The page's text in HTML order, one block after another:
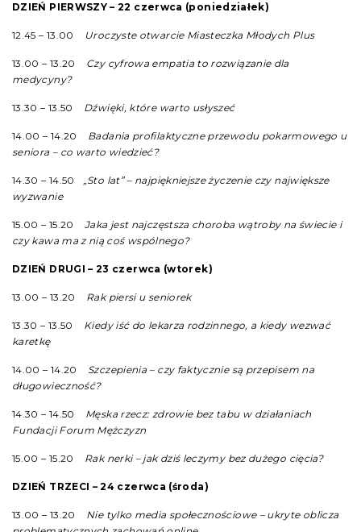
DZIEŃ PIERWSZY – 22 czerwca (poniedziałek)
12.45 – 13.00 Uroczyste otwarcie Miasteczka Młodych Plus
13.00 – 13.20 Czy cyfrowa empatia to rozwiązanie dla
medycyny?
13.30 – 13.50 Dźwięki, które warto usłyszeć
14.00 – 14.20 Badania profilaktyczne przewodu pokarmowego u
seniora – co warto wiedzieć?
14.30 – 14.50 „Sto lat” – najpiękniejsze życzenie czy największe
wyzwanie
15.00 – 15.20Jaka jest najczęstsza choroba wątroby na świecie i
czy kawa ma z nią coś wspólnego?
DZIEŃ DRUGI – 23 czerwca (wtorek)
13.00 – 13.20 Rak piersi u seniorek
13.30 – 13.50 Kiedy iść do lekarza rodzinnego, a kiedy wezwać
karetkę
14.00 – 14.20 Szczepienia – czy faktycznie są przepisem na
długowieczność?
14.30 – 14.50 Męska rzecz: zdrowie bez tabu w działaniach
Fundacji Forum Mężczyzn
15.00 – 15.20 Rak nerki – jak dziś leczymy bez dużego cięcia?
DZIEŃ TRZECI – 24 czerwca (środa)
13.00 – 13.20 Nie tylko media społecznościowe – ukryte oblicza